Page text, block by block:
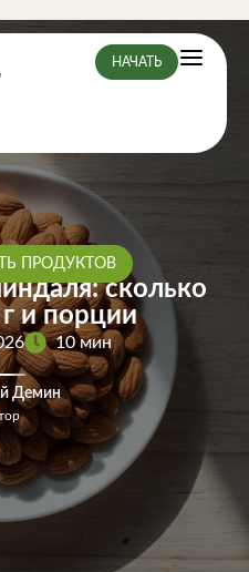
НАЧАТЬ
ПРОДУКТОВ
сколько
и порции
10 мин
Демин